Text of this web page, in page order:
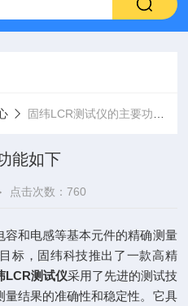
固纬LCR测试仪的主要功能如下
能如下
点击次数：760
和电感等基本元件的精确测量
标，固纬科技推出了一款高精
LCR测试仪采用了先进的测试技
结果的准确性和稳定性。它具